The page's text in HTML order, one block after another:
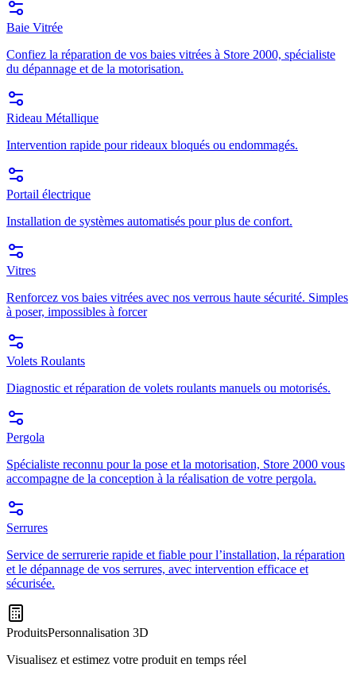
Baie Vitrée
Confiez la réparation de vos baies vitrées à Store 2000, spécialiste
du dépannage et de la motorisation.
Rideau Métallique
Intervention rapide pour rideaux bloqués ou endommagés.
Portail électrique
Installation de systèmes automatisés pour plus de confort.
Vitres
Renforcez vos baies vitrées avec nos verrous haute sécurité. Simples
à poser, impossibles à forcer
Volets Roulants
Diagnostic et réparation de volets roulants manuels ou motorisés.
Pergola
Spécialiste reconnu pour la pose et la motorisation, Store 2000 vous
accompagne de la conception à la réalisation de votre pergola.
Serrures
Service de serrurerie rapide et fiable pour l’installation, la réparation
et le dépannage de vos serrures, avec intervention efficace et
sécurisée.
ProduitsPersonnalisation 3D
Visualisez et estimez votre produit en temps réel